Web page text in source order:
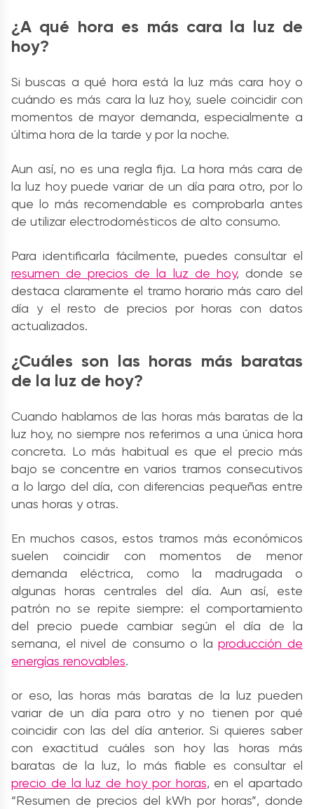
¿A qué hora es más cara la luz de
hoy?
Si buscas a qué hora está la luz más cara hoy o
cuándo es más cara la luz hoy, suele coincidir con
momentos de mayor demanda, especialmente a
última hora de la tarde y por la noche.
Aun así, no es una regla fija. La hora más cara de
la luz hoy puede variar de un día para otro, por lo
que lo más recomendable es comprobarla antes
de utilizar electrodomésticos de alto consumo.
Para identificarla fácilmente, puedes consultar el
resumen de precios de la luz de hoy, donde se
destaca claramente el tramo horario más caro del
día y el resto de precios por horas con datos
actualizados.
¿Cuáles son las horas más baratas
de la luz de hoy?
Cuando hablamos de las horas más baratas de la
luz hoy, no siempre nos referimos a una única hora
concreta. Lo más habitual es que el precio más
bajo se concentre en varios tramos consecutivos
a lo largo del día, con diferencias pequeñas entre
unas horas y otras.
En muchos casos, estos tramos más económicos
suelen coincidir con momentos de menor
demanda eléctrica, como la madrugada o
algunas horas centrales del día. Aun así, este
patrón no se repite siempre: el comportamiento
del precio puede cambiar según el día de la
semana, el nivel de consumo o laproducción de
energías renovables.
or eso, las horas más baratas de la luz pueden
variar de un día para otro y no tienen por qué
coincidir con las del día anterior. Si quieres saber
con exactitud cuáles son hoy las horas más
baratas de la luz, lo más fiable es consultar el
precio de la luz de hoy por horas, en el apartado
“Resumen de precios del kWh por horas”, donde